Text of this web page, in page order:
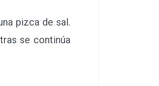
pizca de sal.
se continúa